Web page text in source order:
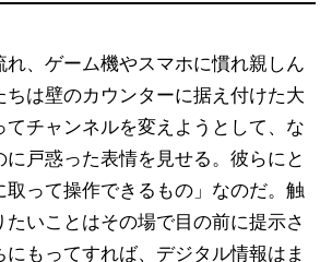
、ゲーム機やスマホに慣れ親しん
ちは壁のカウンターに据え付けた大
てチャンネルを変えようとして、な
に戸惑った表情を見せる。彼らにと
取って操作できるもの」なのだ。触
いことはその場で目の前に提示さ
もってすれば、デジタル情報はま